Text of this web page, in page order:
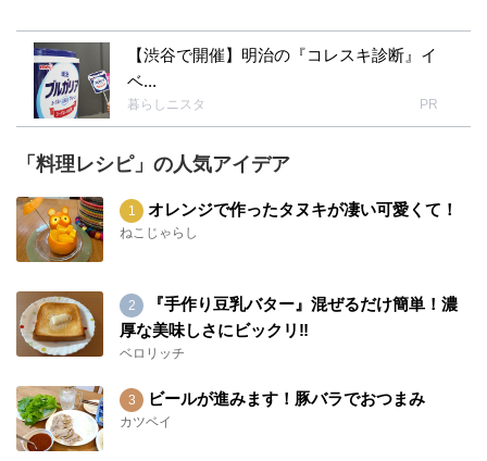
【渋谷で開催】明治の『コレスキ診断』イ
ベ...
暮らしニスタ PR
「料理レシピ」の人気アイデア
オレンジで作ったタヌキが凄い可愛くて！
ねこじゃらし
『手作り豆乳バター』混ぜるだけ簡単！濃
厚な美味しさにビックリ‼︎
ベロリッチ
ビールが進みます！豚バラでおつまみ
カツベイ